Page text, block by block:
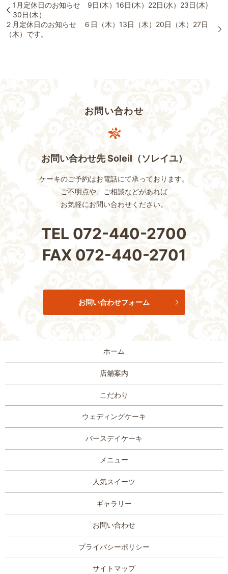
1月定休日のお知らせ 9日(木）16日(木）22日(水）23日(木)
30日(木）
２月定休日のお知らせ ６日（木）13日（木）20日（木）27日
（木）です。
お問い合わせ
お問い合わせ先 Soleil（ソレイユ）
ケーキのご予約はお電話にて承っております。
ご不明点や、ご相談などがあれば
お気軽にお問い合わせください。
TEL 072-440-2700
FAX 072-440-2701
お問い合わせフォーム
ホーム
店舗案内
こだわり
ウェディングケーキ
バースデイケーキ
メニュー
人気スイーツ
ギャラリー
お問い合わせ
プライバシーポリシー
サイトマップ